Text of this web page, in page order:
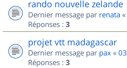
rando nouvelle zelande
Dernier message par renata «
Réponses : 3
projet vtt madagascar
Dernier message par pax «
Réponses : 3